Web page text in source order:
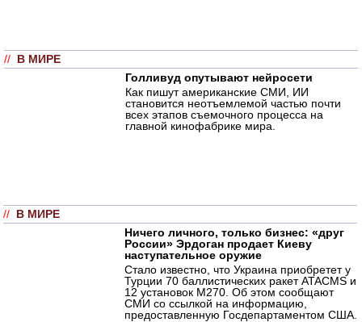
// В МИРЕ
Голливуд опутывают нейросети
Как пишут американские СМИ, ИИ
становится неотъемлемой частью почти
всех этапов съемочного процесса на
главной кинофабрике мира.
// В МИРЕ
Ничего личного, только бизнес: «друг
России» Эрдоган продает Киеву
наступательное оружие
Стало известно, что Украина приобретет у
Турции 70 баллистических ракет ATACMS и
12 установок M270. Об этом сообщают
СМИ со ссылкой на информацию,
предоставленную Госдепартаментом США.